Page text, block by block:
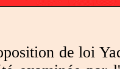
de loi